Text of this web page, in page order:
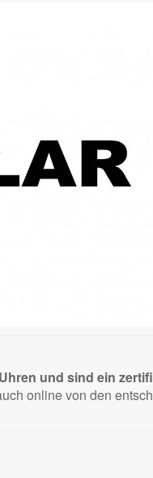
und sind ein
online von den